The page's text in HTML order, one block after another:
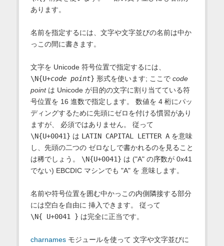
あります。
名前を指定するには、文字や文字並びの名前は中か
っこの間に書きます。
文字を Unicode 符号位置で指定するには、
\N{U+code point} 形式を使います; ここで code
pointは Unicode が目的の文字に割り当てている符
号位置を 16 進数で指定します。 数値を 4 桁にパッ
ディングするために先頭にゼロを付ける慣習があり
ますが、 必須ではありません。 従って
\N{U+0041} は LATIN CAPITAL LETTER Aを意味
し、先頭の二つの ゼロなしで書かれるのを見ること
は稀でしょう。 \N{U+0041} は ("A" の序数が 0x41
でない) EBCDIC マシンでも "A" を 意味します。
名前や符号位置を囲む中かっこの内側隣接する部分
には空白を自由に 挿入できます。 従って
\N{ U+0041 } は完全に正当です。
charnamesモジュールを使って 文字や文字並びに